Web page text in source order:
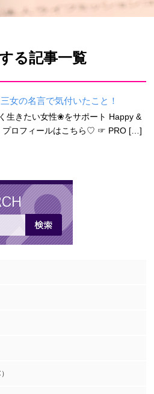
る記事一覧
女の名言で気付いたこと！
生きたい女性❀をサポート Happy &
ロフィールはこちら♡ ☞ PRO […]